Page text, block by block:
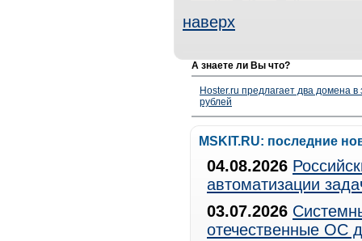
наверх
А знаете ли Вы что?
Hoster.ru предлагает два домена
рублей
MSKIT.RU: последние
04.08.2026
автоматизации
03.07.2026
отечественные ОС